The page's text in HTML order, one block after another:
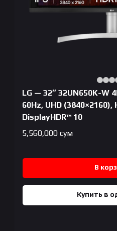
LG — 32″ 32UN650K-W
60Hz, UHD
DisplayHDR™ 10
5,560,000 сум
В
Купить в